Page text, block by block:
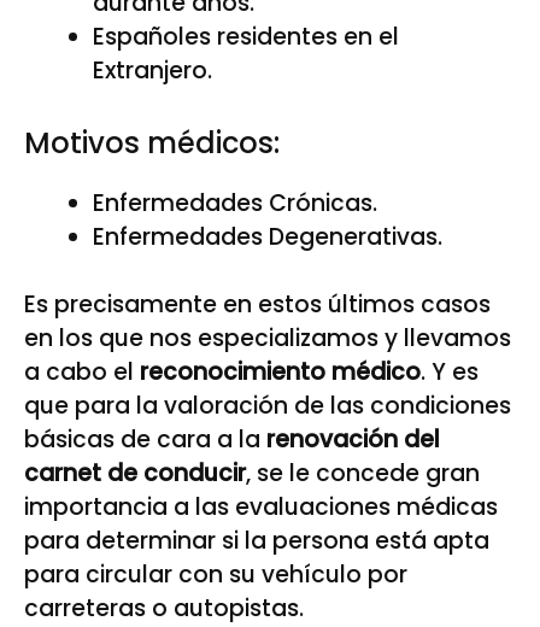
Españoles residentes en el
Extranjero.
Motivos médicos:
Enfermedades Crónicas.
Enfermedades Degenerativas.
Es precisamente en estos últimos casos
en los que nos especializamos y llevamos
a cabo el reconocimiento médico. Y es
que para la valoración de las condiciones
básicas de cara a la renovación del
carnet de conducir, se le concede gran
importancia a las evaluaciones médicas
para determinar si la persona está apta
para circular con su vehículo por
carreteras o autopistas.